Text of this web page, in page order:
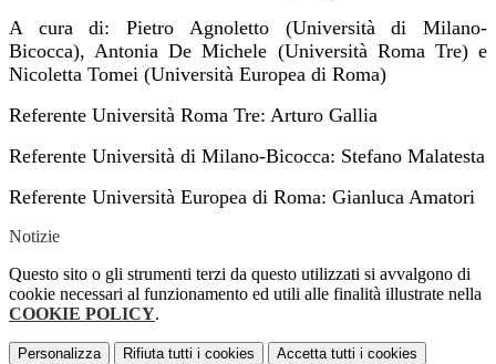
A cura di: Pietro Agnoletto (Università di Milano-
Bicocca), Antonia De Michele (Università Roma Tre) e
Nicoletta Tomei (Università Europea di Roma)
Referente Università Roma Tre: Arturo Gallia
Referente Università di Milano-Bicocca: Stefano Malatesta
Referente Università Europea di Roma: Gianluca Amatori
Notizie
Questo sito o gli strumenti terzi da questo utilizzati si avvalgono di
cookie necessari al funzionamento ed utili alle finalità illustrate nella
COOKIE POLICY.
Personalizza Rifiuta tutti i cookies Accetta tutti i cookies